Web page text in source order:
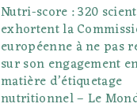
Nutri-score : 320
exhortent la
européenne à ne pas
sur son engagement
matière d’étiquetage
nutritionnel – Le